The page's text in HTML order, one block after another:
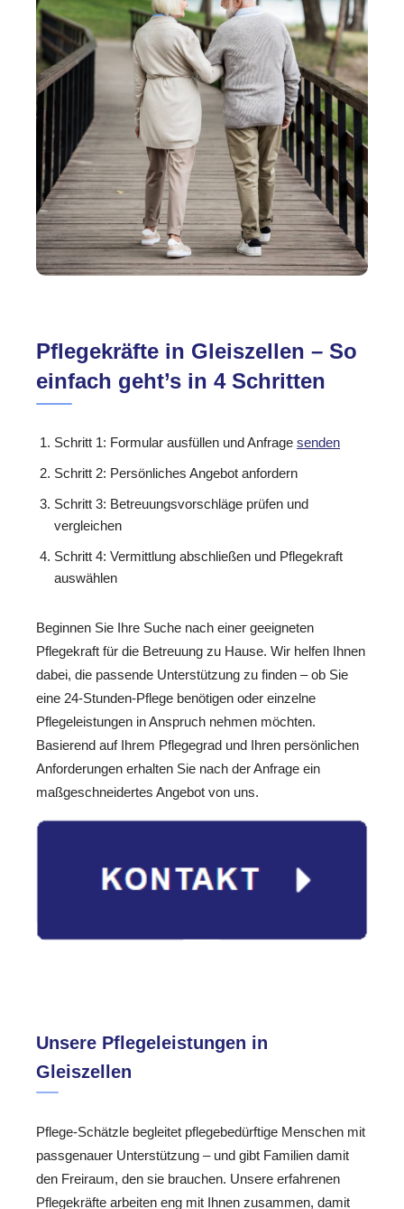
Pflegekräfte in Gleiszellen – So
einfach geht’s in 4 Schritten
Schritt 1: Formular ausfüllen und Anfrage senden
Schritt 2: Persönliches Angebot anfordern
Schritt 3: Betreuungsvorschläge prüfen und
vergleichen
Schritt 4: Vermittlung abschließen und Pflegekraft
auswählen
Beginnen Sie Ihre Suche nach einer geeigneten
Pflegekraft für die Betreuung zu Hause. Wir helfen Ihnen
dabei, die passende Unterstützung zu finden – ob Sie
eine 24-Stunden-Pflege benötigen oder einzelne
Pflegeleistungen in Anspruch nehmen möchten.
Basierend auf Ihrem Pflegegrad und Ihren persönlichen
Anforderungen erhalten Sie nach der Anfrage ein
maßgeschneidertes Angebot von uns.
Unsere Pflegeleistungen in
Gleiszellen
Pflege-Schätzle begleitet pflegebedürftige Menschen mit
passgenauer Unterstützung – und gibt Familien damit
den Freiraum, den sie brauchen. Unsere erfahrenen
Pflegekräfte arbeiten eng mit Ihnen zusammen, damit